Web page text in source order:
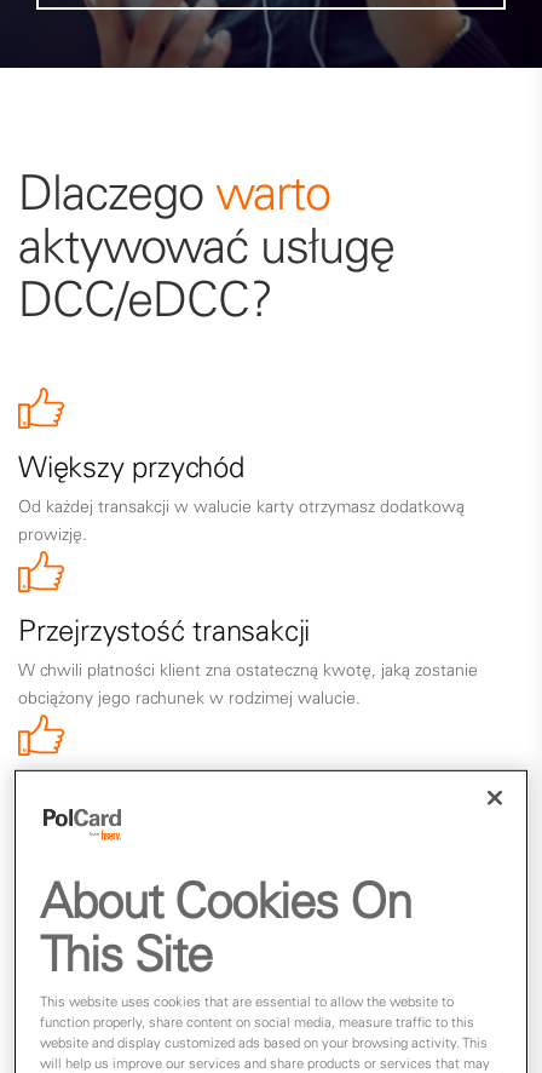
Dlaczego warto
aktywować usługę
DCC/eDCC?
Większy przychód
Od każdej transakcji w walucie karty otrzymasz dodatkową
prowizję.
Przejrzystość transakcji
W chwili płatności klient zna ostateczną kwotę, jaką zostanie
obciążony jego rachunek w rodzimej walucie.
Eliminacja dodatkowych kosztów konwersji walut pozwala na
Prosty i szybki proces
Automatyczne rozpoznawanie waluty obcej i wyświetlanie kwoty
w walucie karty ułatwia obsługę płatności i zmniejsza ryzyko
błędów.
About Cookies On
This Site
This website uses cookies that are essential to allow the website to
function properly, share content on social media, measure traffic to this
website and display customized ads based on your browsing activity. This
will help us improve our services and share products or services that may